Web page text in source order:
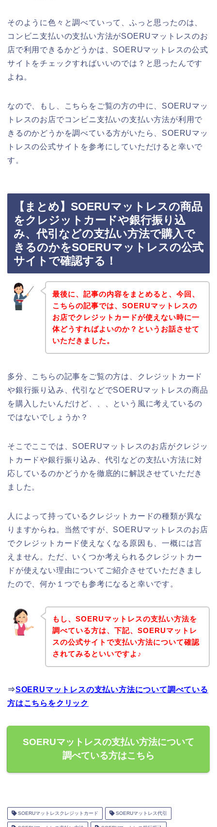
そのように色々と調べていって、ふっと思ったのは、
コンビニ支払いの支払い方法がSOERUマットレスのお
店で利用できるかどうかは、SOERUマットレスの公式
サイトをチェックすればいいのでは？と思ったんです
よね。
なので、もし、こちらをご覧の方の中に、SOERUマッ
トレスのお店でコンビニ支払いの支払い方法が利用で
きるのかどうかを調べている方がいたら、SOERUマッ
トレスの公式サイトを参考にしていただけると幸いで
す。
【まとめ】SOERUマットレスの商品
をクレジットカードや銀行振り込
み、代引などの支払い方法で購入で
きるのかをSOERUマットレスの公式
サイトで確認する！
最後に、記事の内容をまとめると、今回、
こちらの記事では、SOERUマットレスの
お店でクレジットカードが使えない時に一
体どうすればよいのか？というお話させて
いただきました。
多分、こちらの記事をご覧の方は、クレジットカード
や銀行振り込み、代引などでSOERUマットレスの商品
を購入したいんだけど、、、という風に考えているの
ではないでしょうか？
そこでここでは、SOERUマットレスのお店がクレジッ
トカードや銀行振り込み、代引などの支払い方法に対
応しているのかどうかを徹底的に解説させていただき
ました。
人によって持っているクレジットカードの種類が異な
りますからね。当然ですが、SOERUマットレスのお店
でクレジットカード使えなくなる原因も、一概には言
えません。ただ、いくつか考えられるクレジットカー
ドが使えない理由についてご紹介させていただきまし
たので、何か１つでも参考になると幸いです。
もし、SOERUマットレスの支払い方法を
調べている方は、下記、SOERUマットレ
スの公式サイトで支払い方法について確認
されてみるといいですよ♪
⇒SOERUマットレスの支払い方法について調べている
方はこちらをクリック
SOERUマットレスの支払い方法について
調べている方はこちら
SOERUマットレスクレジットカード SOERUマットレス代引